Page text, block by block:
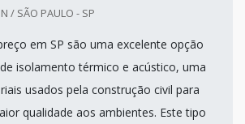
/ SÃO PAULO - SP
em SP são uma excelente opção
isolamento térmico e acústico, uma
usados pela construção civil para
qualidade aos ambientes. Este tipo